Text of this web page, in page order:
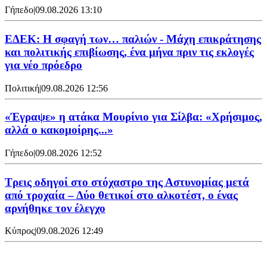
Γήπεδο|09.08.2026 13:10
ΕΔΕΚ: Η σφαγή των… παλιών - Μάχη επικράτησης
και πολιτικής επιβίωσης, ένα μήνα πριν τις εκλογές
για νέο πρόεδρο
Πολιτική|09.08.2026 12:56
«Έγραψε» η ατάκα Μουρίνιο για Σίλβα: «Χρήσιμος,
αλλά ο κακομοίρης...»
Γήπεδο|09.08.2026 12:52
Τρεις οδηγοί στο στόχαστρο της Αστυνομίας μετά
από τροχαία – Δύο θετικοί στο αλκοτέστ, ο ένας
αρνήθηκε τον έλεγχο
Κύπρος|09.08.2026 12:49